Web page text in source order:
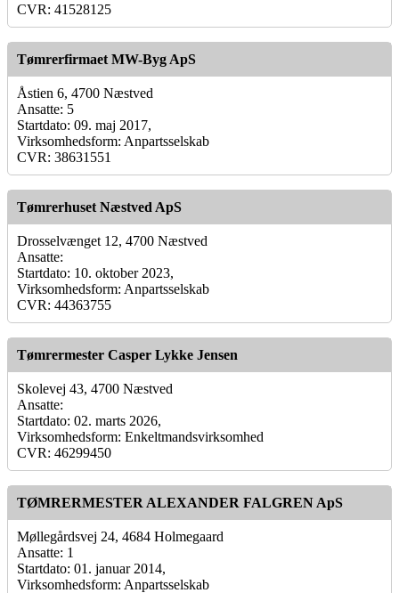
CVR: 41528125
Tømrerfirmaet MW-Byg ApS
Åstien 6, 4700 Næstved
Ansatte: 5
Startdato: 09. maj 2017,
Virksomhedsform: Anpartsselskab
CVR: 38631551
Tømrerhuset Næstved ApS
Drosselvænget 12, 4700 Næstved
Ansatte:
Startdato: 10. oktober 2023,
Virksomhedsform: Anpartsselskab
CVR: 44363755
Tømrermester Casper Lykke Jensen
Skolevej 43, 4700 Næstved
Ansatte:
Startdato: 02. marts 2026,
Virksomhedsform: Enkeltmandsvirksomhed
CVR: 46299450
TØMRERMESTER ALEXANDER FALGREN ApS
Møllegårdsvej 24, 4684 Holmegaard
Ansatte: 1
Startdato: 01. januar 2014,
Virksomhedsform: Anpartsselskab